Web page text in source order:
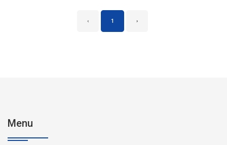
‹ 1 ›
Menu